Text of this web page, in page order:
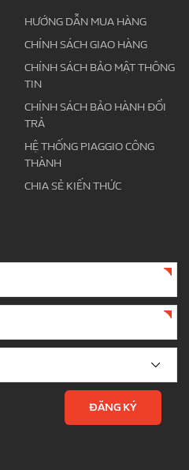
HƯỚNG DẪN MUA HÀNG
CHÍNH SÁCH GIAO HÀNG
CHÍNH SÁCH BẢO MẬT THÔNG
TIN
CHÍNH SÁCH BẢO HÀNH ĐỔI
TRẢ
HỆ THỐNG PIAGGIO CÔNG
THÀNH
CHIA SẺ KIẾN THỨC